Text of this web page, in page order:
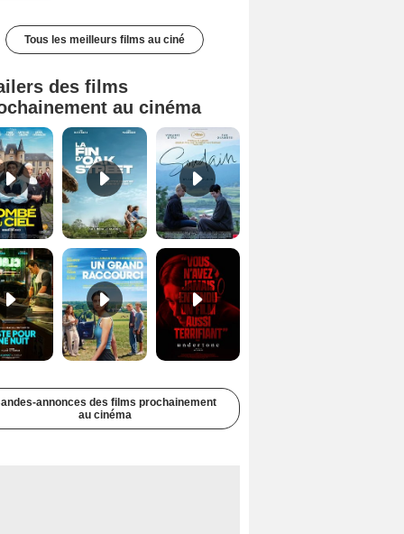
Tous les meilleurs films au ciné
des films
au cinéma
Tombé du ciel Bande-annonce VF La fin d’Oak Street Bande-annonce VO STFR
Juste pour une nuit Bande-annonce VO STFR Un grand raccourci Bande-annonce VF Undertone Bande-annonce VO STFR
annonces des films prochainement
au cinéma